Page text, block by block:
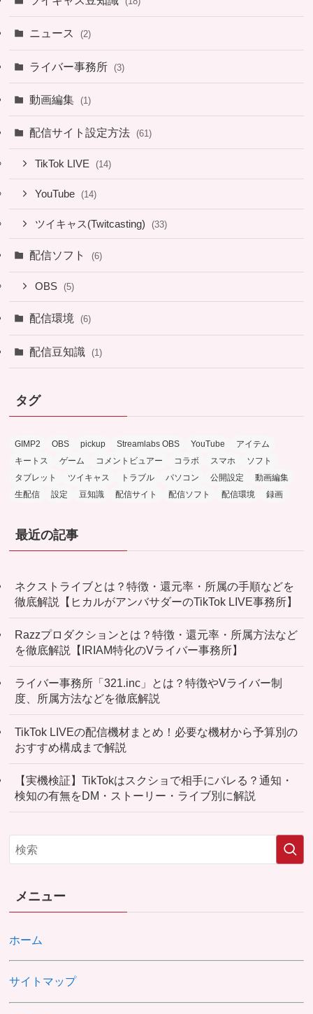
ニュース (2)
ライバー事務所 (3)
動画編集 (1)
配信サイト設定方法 (61)
TikTok LIVE (14)
YouTube (14)
ツイキャス(Twitcasting) (33)
配信ソフト (6)
OBS (5)
配信環境 (6)
配信豆知識 (1)
タグ
GIMP2 OBS pickup Streamlabs OBS YouTube
アイテム
キートス
ゲーム コメントビュアー コラボ スマホ
ソフト
タブレット
ツイキャス トラブル パソコン 公開設定
動画編集
生配信
設定 豆知識 配信サイト 配信ソフト 配信環境 録画
最近の記事
ネクストライブとは？特徴・還元率・所属の手順などを
徹底解説【ヒカルがアンバサダーのTikTok LIVE事務所】
Razzプロダクションとは？特徴・還元率・所属方法など
を徹底解説【IRIAM特化のVライバー事務所】
ライバー事務所「321.inc」とは？特徴やVライバー制
度、所属方法などを徹底解説
TikTok LIVEの配信機材まとめ！必要な機材から予算別の
おすすめ構成まで解説
【実機検証】TikTokはスクショで相手にバレる？通知・
検知の有無をDM・ストーリー・ライブ別に解説
メニュー
ホーム
サイトマップ